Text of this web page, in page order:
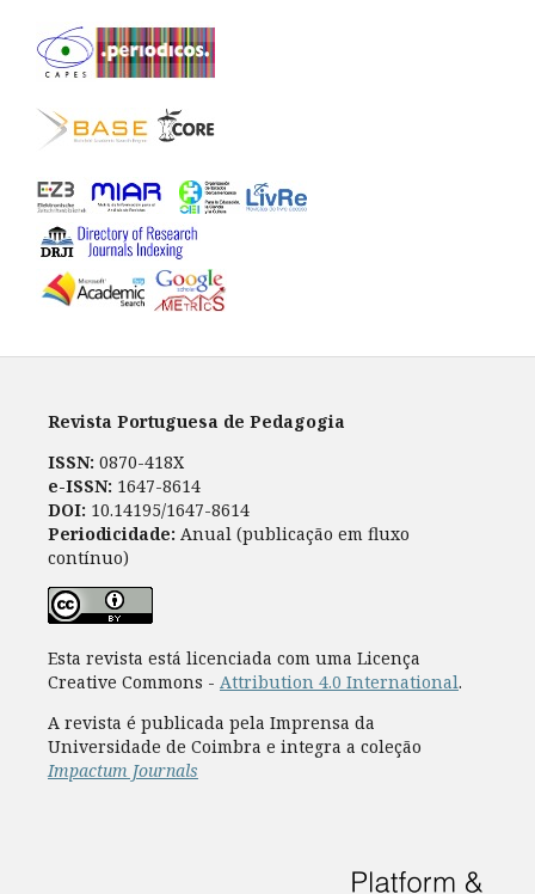
Revista Portuguesa de Pedagogia
ISSN: 0870-418X
e-ISSN: 1647-8614
DOI: 10.14195/1647-8614
Periodicidade: Anual (publicação em fluxo
contínuo)
Esta revista está licenciada com uma Licença
Creative Commons - Attribution 4.0 International.
A revista é publicada pela Imprensa da
Universidade de Coimbra e integra a coleção
Impactum Journals